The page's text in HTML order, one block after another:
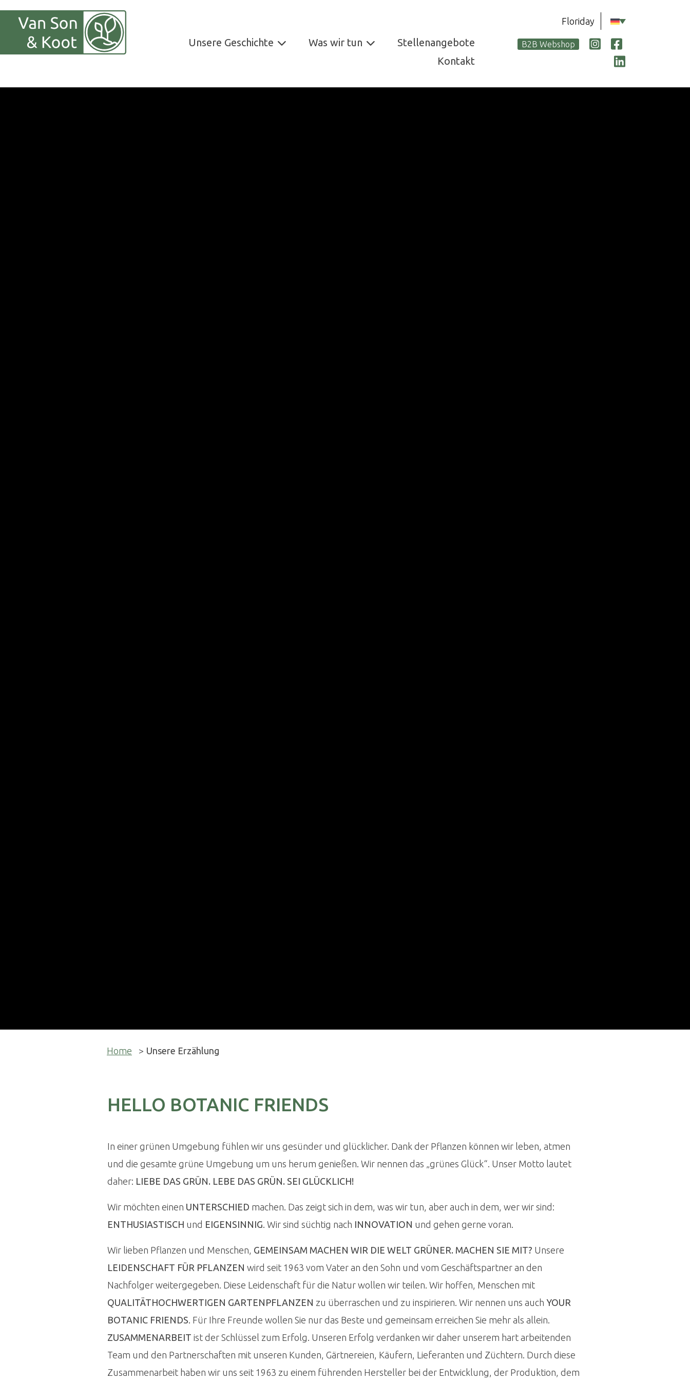
Unsere Geschichte Was wir tun
Stellenangebote
Kontakt
Floriday
B2B Webshop
Home > Unsere Erzählung
HELLO BOTANIC FRIENDS
In einer grünen Umgebung fühlen wir uns gesünder und glücklicher. Dank der Pflanzen können wir leben, atmen
und die gesamte grüne Umgebung um uns herum genießen. Wir nennen das „grünes Glück“. Unser Motto lautet
daher: LIEBE DAS GRÜN. LEBE DAS GRÜN. SEI GLÜCKLICH!
Wir möchten einen UNTERSCHIED machen. Das zeigt sich in dem, was wir tun, aber auch in dem, wer wir sind:
ENTHUSIASTISCH und EIGENSINNIG. Wir sind süchtig nach INNOVATION und gehen gerne voran.
Wir lieben Pflanzen und Menschen, GEMEINSAM MACHEN WIR DIE WELT GRÜNER. MACHEN SIE MIT? Unsere
LEIDENSCHAFT FÜR PFLANZEN wird seit 1963 vom Vater an den Sohn und vom Geschäftspartner an den
Nachfolger weitergegeben. Diese Leidenschaft für die Natur wollen wir teilen. Wir hoffen, Menschen mit
QUALITÄTHOCHWERTIGEN GARTENPFLANZEN zu überraschen und zu inspirieren. Wir nennen uns auch YOUR
BOTANIC FRIENDS. Für Ihre Freunde wollen Sie nur das Beste und gemeinsam erreichen Sie mehr als allein.
ZUSAMMENARBEIT ist der Schlüssel zum Erfolg. Unseren Erfolg verdanken wir daher unserem hart arbeitenden
Team und den Partnerschaften mit unseren Kunden, Gärtnereien, Käufern, Lieferanten und Züchtern. Durch diese
Zusammenarbeit haben wir uns seit 1963 zu einem führenden Hersteller bei der Entwicklung, der Produktion, dem